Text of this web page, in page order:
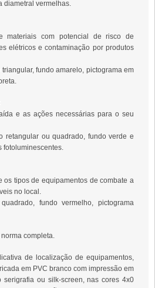
diametral vermelhas.
materiais com potencial de risco de
elétricos e contaminação por produtos
fundo amarelo, pictograma em
e as ações necessárias para o seu
retangular ou quadrado, fundo verde e
fotoluminescentes.
os tipos de equipamentos de combate a
no local.
fundo vermelho, pictograma
completa.
de localização de equipamentos,
em PVC branco com impressão em
serigrafia ou silk-screen, nas cores 4x0